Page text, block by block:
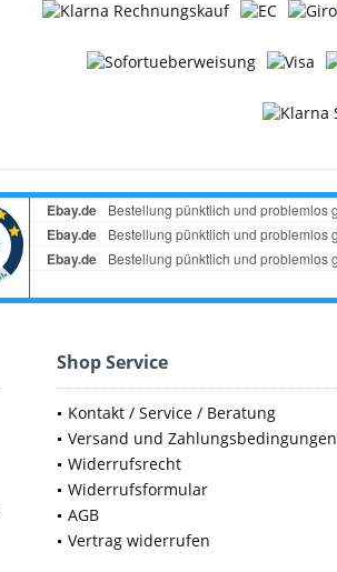
Shop Service
Kontakt / Service / Beratung
Versand und Zahlungsbedingungen
Widerrufsrecht
Widerrufsformular
AGB
Vertrag widerrufen